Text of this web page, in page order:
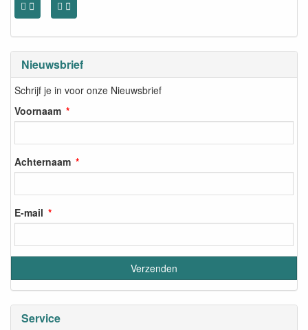
Nieuwsbrief
Schrijf je in voor onze Nieuwsbrief
Voornaam
Achternaam
E-mail
Service